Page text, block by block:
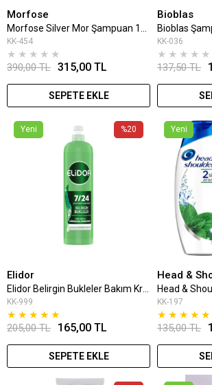
Morfose
KK-454
★ ★ ★ ★ ★
315,00 TL
390,00 TL
SEPETE EKLE
Bioblas
KK-036
★ ★ ★ ★ ★
137,50 TL
%20
Yeni
Elidor
KK-999
★ ★ ★ ★ ★
165,00 TL
205,00 TL
SEPETE EKLE
Yeni
Head &
KK-197
★ ★ ★ ★ ★
135,00 TL